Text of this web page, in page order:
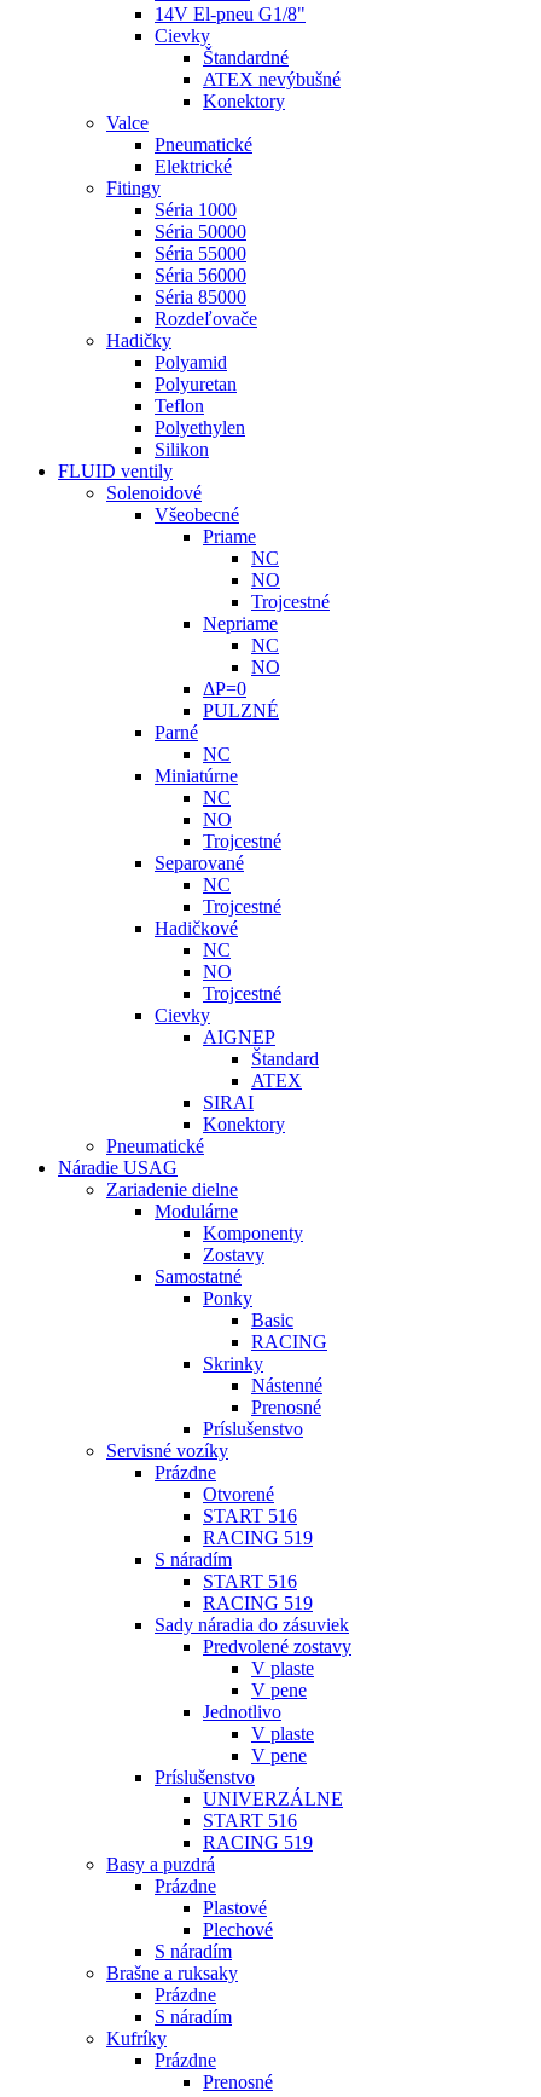
14V El-pneu G1/8"
Cievky
Štandardné
ATEX nevýbušné
Konektory
Valce
Pneumatické
Elektrické
Fitingy
Séria 1000
Séria 50000
Séria 55000
Séria 56000
Séria 85000
Rozdeľovače
Hadičky
Polyamid
Polyuretan
Teflon
Polyethylen
Silikon
FLUID ventily
Solenoidové
Všeobecné
Priame
NC
NO
Trojcestné
Nepriame
NC
NO
ΔP=0
PULZNÉ
Parné
NC
Miniatúrne
NC
NO
Trojcestné
Separované
NC
Trojcestné
Hadičkové
NC
NO
Trojcestné
Cievky
AIGNEP
Štandard
ATEX
SIRAI
Konektory
Pneumatické
Náradie USAG
Zariadenie dielne
Modulárne
Komponenty
Zostavy
Samostatné
Ponky
Basic
RACING
Skrinky
Nástenné
Prenosné
Príslušenstvo
Servisné vozíky
Prázdne
Otvorené
START 516
RACING 519
S náradím
START 516
RACING 519
Sady náradia do zásuviek
Predvolené zostavy
V plaste
V pene
Jednotlivo
V plaste
V pene
Príslušenstvo
UNIVERZÁLNE
START 516
RACING 519
Basy a puzdrá
Prázdne
Plastové
Plechové
S náradím
Brašne a ruksaky
Prázdne
S náradím
Kufríky
Prázdne
Prenosné